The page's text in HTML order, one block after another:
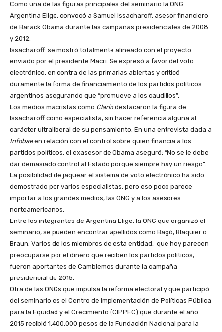
Como una de las figuras principales del seminario la ONG
Argentina Elige, convocó a Samuel Issacharoff, asesor financiero
de Barack Obama durante las campañas presidenciales de 2008
y 2012.
Issacharoff se mostró totalmente alineado con el proyecto
enviado por el presidente Macri. Se expresó a favor del voto
electrónico, en contra de las primarias abiertas y criticó
duramente la forma de financiamiento de los partidos políticos
argentinos asegurando que “promueve a los caudillos”.
Los medios macristas como Clarín destacaron la figura de
Issacharoff como especialista, sin hacer referencia alguna al
carácter ultraliberal de su pensamiento. En una entrevista dada a
Infobaeen relación con el control sobre quien financia a los
partidos políticos, el exasesor de Obama aseguró: “No se le debe
dar demasiado control al Estado porque siempre hay un riesgo”.
La posibilidad de jaquear el sistema de voto electrónico ha sido
demostrado por varios especialistas, pero eso poco parece
importar a los grandes medios, las ONG y a los asesores
norteamericanos.
Entre los integrantes de Argentina Elige, la ONG que organizó el
seminario, se pueden encontrar apellidos como Bagó, Blaquier o
Braun. Varios de los miembros de esta entidad, que hoy parecen
preocuparse por el dinero que reciben los partidos políticos,
fueron aportantes de Cambiemos durante la campaña
presidencial de 2015.
Otra de las ONGs que impulsa la reforma electoral y que participó
del seminario es el Centro de Implementación de Políticas Pública
para la Equidad y el Crecimiento (CIPPEC) que durante el año
2015 recibió 1.400.000 pesos de la Fundación Nacional para la